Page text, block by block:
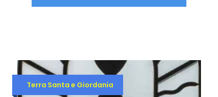
Terra Santa e Giordania